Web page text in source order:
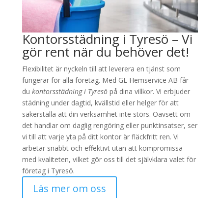
Kontorsstädning i Tyresö – Vi
gör rent när du behöver det!
Flexibilitet är nyckeln till att leverera en tjänst som
fungerar för alla företag. Med GL Hemservice AB får
du kontorsstädning i Tyresöpå dina villkor. Vi erbjuder
städning under dagtid, kvällstid eller helger för att
säkerställa att din verksamhet inte störs. Oavsett om
det handlar om daglig rengöring eller punktinsatser, ser
vi till att varje yta på ditt kontor är fläckfritt ren. Vi
arbetar snabbt och effektivt utan att kompromissa
med kvaliteten, vilket gör oss till det självklara valet för
företag i Tyresö.
Läs mer om oss